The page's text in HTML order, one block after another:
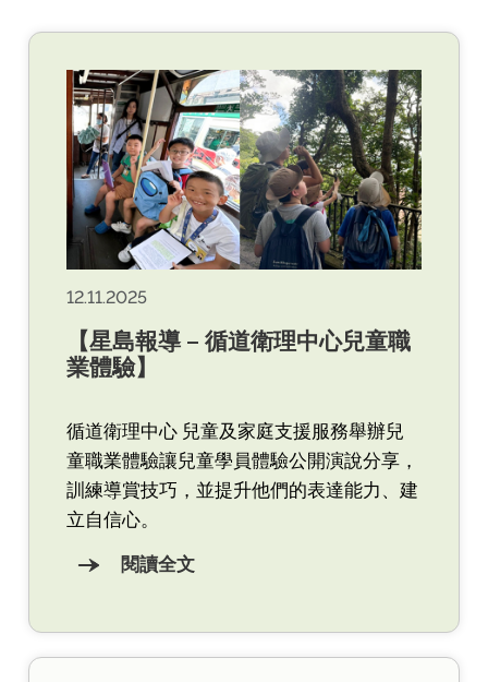
12.11.2025
【星島報導 – 循道衛理中心兒童職
業體驗】
循道衛理中心 兒童及家庭支援服務舉辦兒
童職業體驗讓兒童學員體驗公開演說分享，
訓練導賞技巧，並提升他們的表達能力、建
立自信心。
閱讀全文